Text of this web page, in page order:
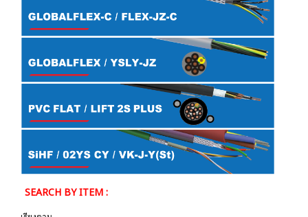
SEARCH BY ITEM :